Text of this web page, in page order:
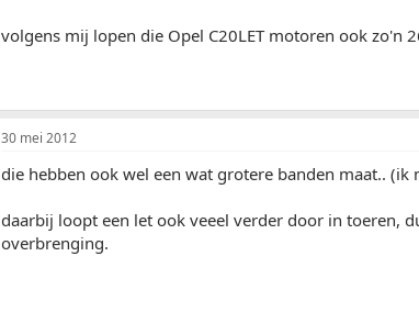
volgens mij lopen die Opel C20LET motoren ook zo'n
30 mei 2012
die hebben ook wel een wat grotere banden maat..
daarbij loopt een let ook veeel verder door in toeren,
overbrenging.